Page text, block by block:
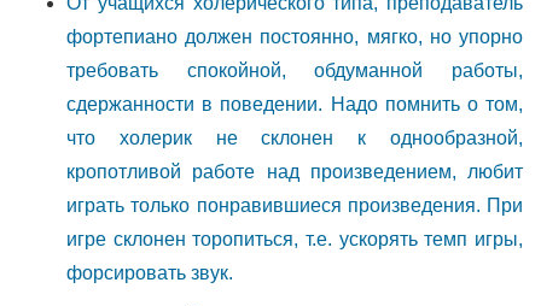
фортепиано должен постоянно, мягко, но упорно
требовать спокойной, обдуманной работы,
сдержанности в поведении. Надо помнить о том,
что холерик не склонен к однообразной,
кропотливой работе над произведением, любит
играть только понравившиеся произведения. При
игре склонен торопиться, т.е. ускорять темп игры,
форсировать звук.